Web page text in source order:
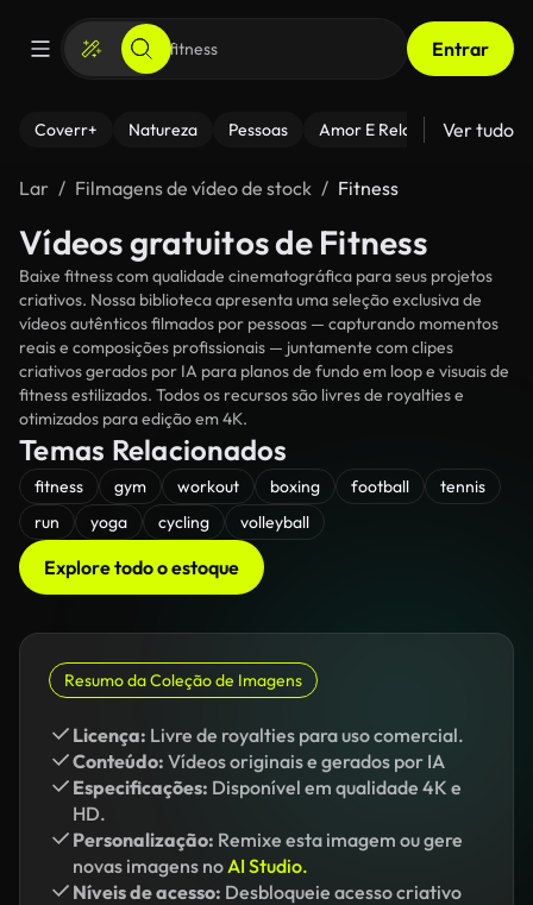
Entrar
Coverr+ Natureza Pessoas Amor E Relacionamentos
Ver tudo
Lar Filmagens de vídeo de stock Fitness
Vídeos gratuitos de Fitness
Baixe fitness com qualidade cinematográfica para seus projetos
criativos. Nossa biblioteca apresenta uma seleção exclusiva de
vídeos autênticos filmados por pessoas — capturando momentos
reais e composições profissionais — juntamente com clipes
criativos gerados por IA para planos de fundo em loop e visuais de
fitness estilizados. Todos os recursos são livres de royalties e
otimizados para edição em 4K.
Temas Relacionados
fitness gym workout boxing football
tennis
run
yoga cycling volleyball
Explore todo o estoque
Resumo da Coleção de Imagens
Licença: Livre de royalties para uso comercial.
Conteúdo: Vídeos originais e gerados por IA
Especificações: Disponível em qualidade 4K e
HD.
Personalização: Remixe esta imagem ou gere
novas imagens noAI Studio.
Níveis de acesso: Desbloqueie acesso criativo